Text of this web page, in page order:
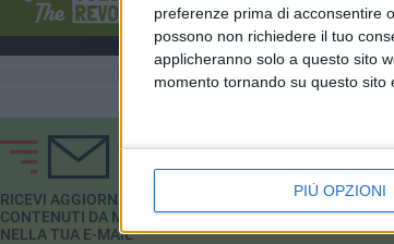
preferenze prima di acconsentire
possono non richiedere il tuo
applicheranno solo a questo sito
momento tornando su questo sito
PIÙ OPZIONI
RICEVI AGGIORNAMENTI E
CONTENUTI DA MATERAGRATIS
NELLA TUA E-MAIL